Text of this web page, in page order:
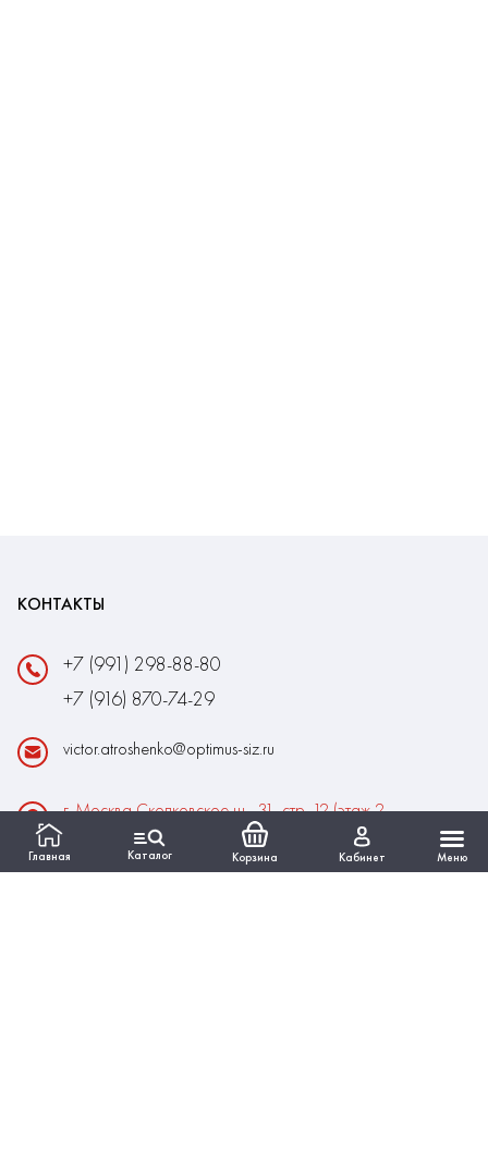
Главная Каталог Корзина Кабинет Меню
КОНТАКТЫ
+7 (991) 298-88-80
+7 (916) 870-74-29
victor.atroshenko@optimus-siz.ru
г. Москва Сколковское ш., 31, стр. 12 (этаж 2,
помещение 22)
Время работы: